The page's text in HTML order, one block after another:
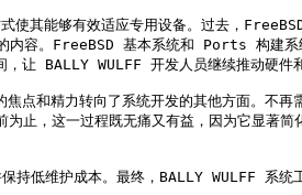
其能够有效适应专用设备。过去，
内容。FreeBSD 基本系统和 Ports 构建
让 BALLY WULFF 开发人员继续推动硬件
点和精力转向了系统开发的其他方面。不
，这一过程既无痛又有益，因为它显著
低维护成本。最终，BALLY WULFF 系统